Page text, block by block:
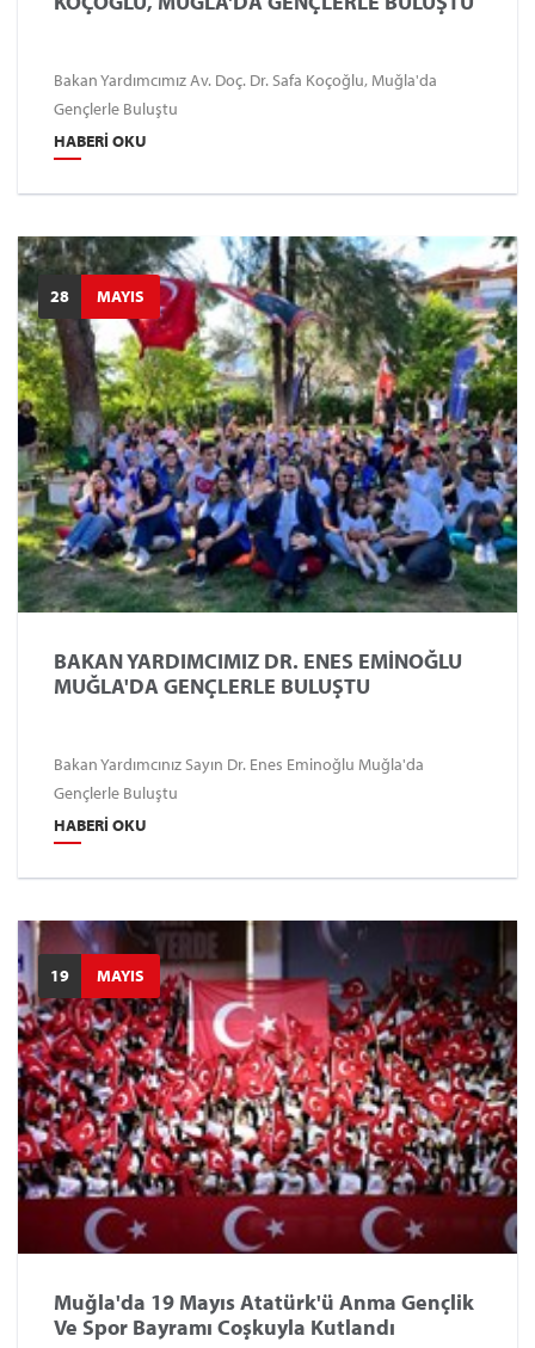
Bakan Yardımcımız Av. Doç. Dr. Safa Koçoğlu, Muğla'da
Gençlerle Buluştu
HABERI OKU
28 MAYIS
BAKAN YARDIMCIMIZ DR. ENES EMİNOĞLU
MUĞLA'DA GENÇLERLE BULUŞTU
Bakan Yardımcınız Sayın Dr. Enes Eminoğlu Muğla'da
Gençlerle Buluştu
HABERI OKU
19 MAYIS
Muğla'da 19 Mayıs Atatürk'ü Anma Gençlik
Ve Spor Bayramı Coşkuyla Kutlandı